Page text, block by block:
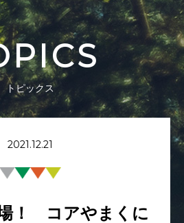
トピックス
2021.12.21
！ コアやまくに